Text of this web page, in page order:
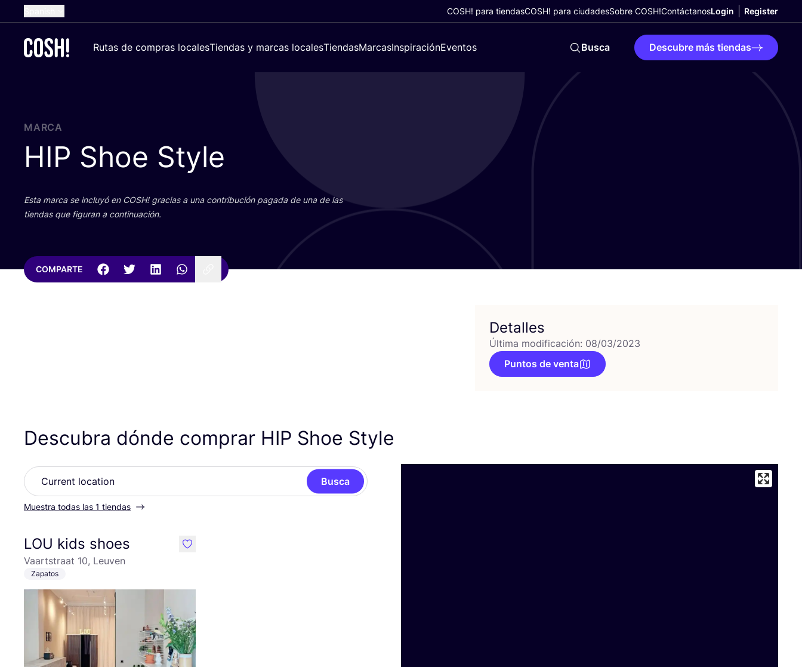
Dutch
Croatian
COSH! para tiendasCOSH! para ciudadesSobre COSH!ContáctanosLogin Register
Rutas de compras localesTiendas y marcas localesTiendasMarcasInspiraciónEventos Busca Descubre más tiendas
MARCA
HIP Shoe Style
Esta mar­ca se inclu­yó en COSH! gra­cias a una con­tri­bu­ción paga­da de una de las
tien­das que figu­ran a continuación.
COMPARTE
Detalles
Última modificación: 08/03/2023
Puntos de venta
Descubra dónde comprar HIP Shoe Style
Busca
Muestra todas las 1 tiendas
LOU kids shoes
Vaartstraat 10, Leuven
Zapatos
like